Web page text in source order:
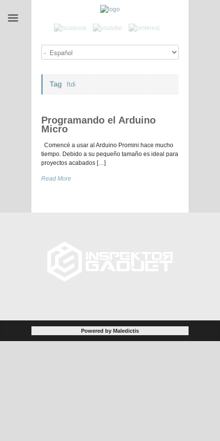
Tag ftdi
Programando el Arduino
Micro
Comencé a usar al Arduino Promini hace mucho
tiempo. Debido a su pequeño tamaño es ideal para
proyectos acabados […]
Read More
Powered by Maledictis